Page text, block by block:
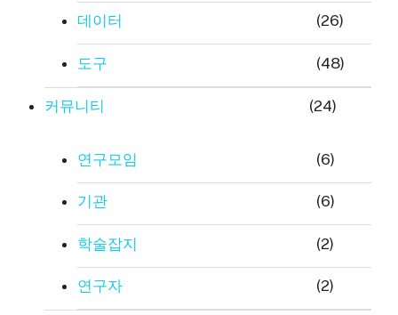
데이터 (26)
도구 (48)
커뮤니티 (24)
연구모임 (6)
기관 (6)
학술잡지 (2)
연구자 (2)